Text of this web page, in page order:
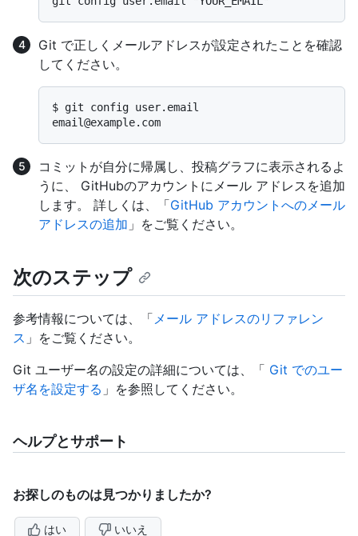
Git で正しくメールアドレスが設定されたことを確認
してください。
$ git config user.email
コミットが自分に帰属し、投稿グラフに表示されるよ
うに、 GitHubのアカウントにメール アドレスを追加
します。 詳しくは、「GitHub アカウントへのメール
アドレスの追加 」をご覧ください。
次のステップ
参考情報については、「メール アドレスのリファレン
ス 」をご覧ください。
Git ユーザー名の設定の詳細については、「 Git でのユー
ザ名を設定する 」を参照してください。
ヘルプとサポート
お探しのものは見つかりましたか?
はい いいえ